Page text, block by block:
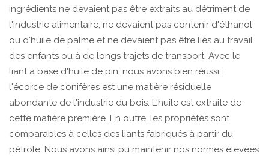
ingrédients ne devaient pas être extraits au détriment de
l'industrie alimentaire, ne devaient pas contenir d'éthanol
ou d'huile de palme et ne devaient pas être liés au travail
des enfants ou à de longs trajets de transport. Avec le
liant à base d'huile de pin, nous avons bien réussi :
l'écorce de conifères est une matière résiduelle
abondante de l'industrie du bois. L'huile est extraite de
cette matière première. En outre, les propriétés sont
comparables à celles des liants fabriqués à partir du
pétrole. Nous avons ainsi pu maintenir nos normes élevées